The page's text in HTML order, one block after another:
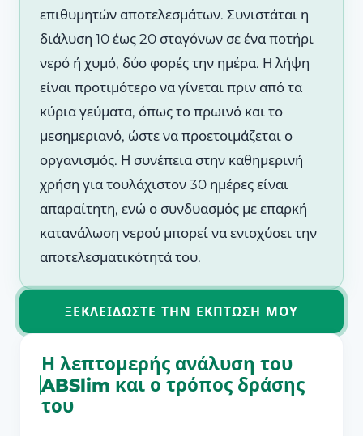
επιθυμητών αποτελεσμάτων. Συνιστάται η
διάλυση 10 έως 20 σταγόνων σε ένα ποτήρι
νερό ή χυμό, δύο φορές την ημέρα. Η λήψη
είναι προτιμότερο να γίνεται πριν από τα
κύρια γεύματα, όπως το πρωινό και το
μεσημεριανό, ώστε να προετοιμάζεται ο
οργανισμός. Η συνέπεια στην καθημερινή
χρήση για τουλάχιστον 30 ημέρες είναι
απαραίτητη, ενώ ο συνδυασμός με επαρκή
κατανάλωση νερού μπορεί να ενισχύσει την
αποτελεσματικότητά του.
ΞΕΚΛΕΙΔΏΣΤΕ ΤΗΝ ΈΚΠΤΩΣΗ ΜΟΥ
Η λεπτομερής ανάλυση του
ABSlim και ο τρόπος δράσης
του